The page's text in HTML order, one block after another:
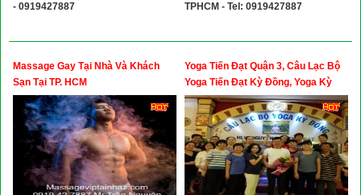
- 0919427887
TPHCM - Tel: 0919427887
Massage Gay Tại Nhà Và Khách
Sạn Tại TP. HCM
Yoga Tiến Đạt Quận 3, Câu Lạc Bộ
Yoga Tiến Đạt Kỳ Đồng, Yoga Kỳ
Đồng Quận 3